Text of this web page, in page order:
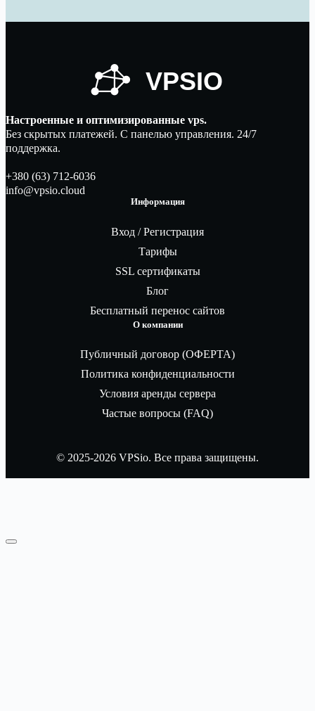
Настроенные и оптимизированные vps.
Без скрытых платежей. С панелью управления. 24/7
поддержка.
+380 (63) 712-6036
info@vpsio.cloud
Информация
Вход / Регистрация
Тарифы
SSL сертификаты
Блог
Бесплатный перенос сайтов
О компании
Публичный договор (ОФЕРТА)
Политика конфиденциальности
Условия аренды сервера
Частые вопросы (FAQ)
© 2025-2026 VPSio. Все права защищены.